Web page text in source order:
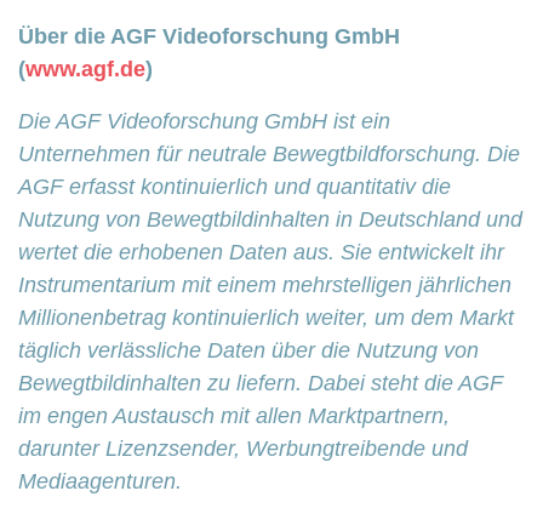
Über die AGF Videoforschung GmbH
(www.agf.de)
Die AGF Videoforschung GmbH ist ein
Unternehmen für neutrale Bewegtbildforschung. Die
AGF erfasst kontinuierlich und quantitativ die
Nutzung von Bewegtbildinhalten in Deutschland und
wertet die erhobenen Daten aus. Sie entwickelt ihr
Instrumentarium mit einem mehrstelligen jährlichen
Millionenbetrag kontinuierlich weiter, um dem Markt
täglich verlässliche Daten über die Nutzung von
Bewegtbildinhalten zu liefern. Dabei steht die AGF
im engen Austausch mit allen Marktpartnern,
darunter Lizenzsender, Werbungtreibende und
Mediaagenturen.